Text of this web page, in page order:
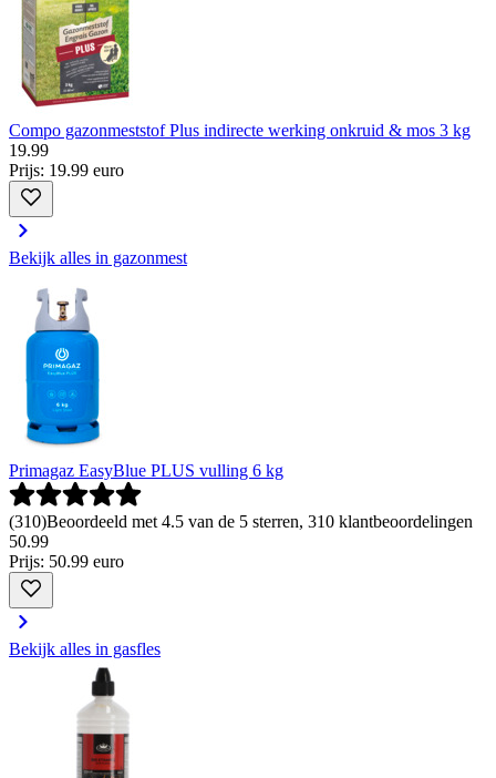
Compo gazonmeststof Plus indirecte werking onkruid & mos 3 kg
19.99
Prijs: 19.99 euro
Bekijk alles in gazonmest
Primagaz EasyBlue PLUS vulling 6 kg
(310)Beoordeeld met 4.5 van de 5 sterren, 310 klantbeoordelingen
50.99
Prijs: 50.99 euro
Bekijk alles in gasfles